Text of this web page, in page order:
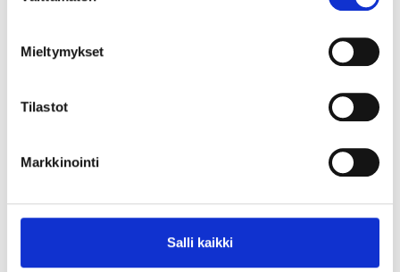
Mieltymykset
Tilastot
Markkinointi
Salli kaikki
agentti vaan paras orkestrointi